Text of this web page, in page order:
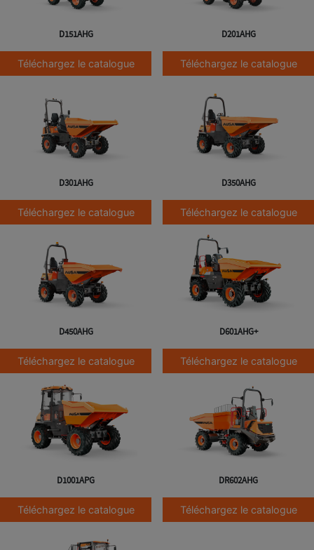
D151AHG
Téléchargez le catalogue
D201AHG
Téléchargez le catalogue
D301AHG
Téléchargez le catalogue
D350AHG
Téléchargez le catalogue
D450AHG
Téléchargez le catalogue
D601AHG+
Téléchargez le catalogue
D1001APG
Téléchargez le catalogue
DR602AHG
Téléchargez le catalogue